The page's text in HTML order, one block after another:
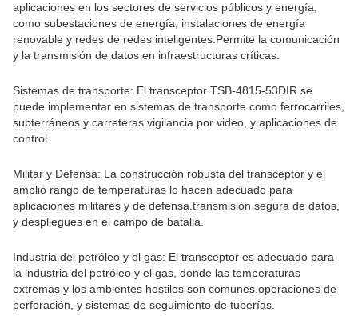
aplicaciones en los sectores de servicios públicos y energía,
como subestaciones de energía, instalaciones de energía
renovable y redes de redes inteligentes.Permite la comunicación
y la transmisión de datos en infraestructuras críticas.
Sistemas de transporte: El transceptor TSB-4815-53DIR se
puede implementar en sistemas de transporte como ferrocarriles,
subterráneos y carreteras.vigilancia por video, y aplicaciones de
control.
Militar y Defensa: La construcción robusta del transceptor y el
amplio rango de temperaturas lo hacen adecuado para
aplicaciones militares y de defensa.transmisión segura de datos,
y despliegues en el campo de batalla.
Industria del petróleo y el gas: El transceptor es adecuado para
la industria del petróleo y el gas, donde las temperaturas
extremas y los ambientes hostiles son comunes.operaciones de
perforación, y sistemas de seguimiento de tuberías.